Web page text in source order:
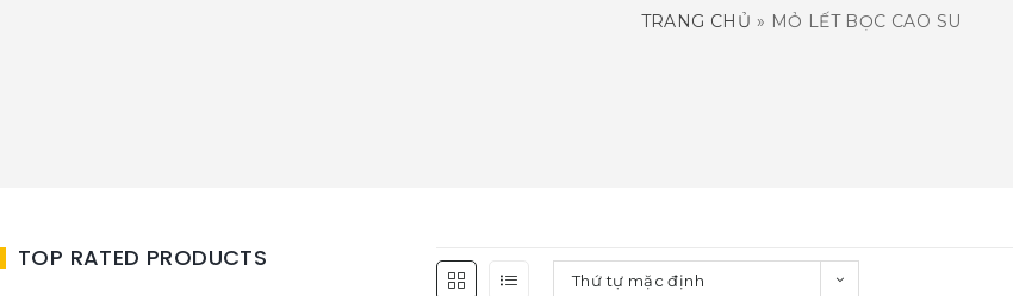
TRANG CHỦ » MỎ LẾT BỌC CAO SU
Thứ tự mặc định
TOP RATED PRODUCTS